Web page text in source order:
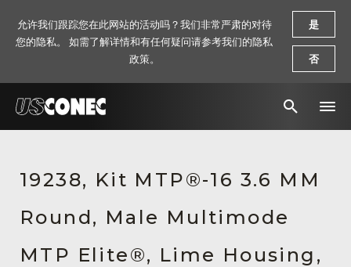
解决方案
产品
资源
19238, Kit MTP®-16 3.6 MM
Round, Male Multimode
MTP Elite®, Lime Housing,
允许我们跟踪您在此网站的活动吗？我们非常严肃的对待
您的隐私。 如需了解详情和有任何疑问请参考我们的隐私
政策。
是
否